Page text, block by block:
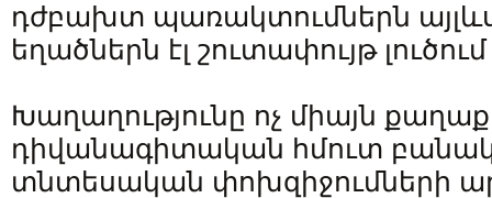
դժբախտ պառակտումներն այլևս
եղածներն էլ շուտափույթ
Խաղաղությունը ոչ միայն
դիվանագիտական ​​հմուտ
տնտեսական փոխզիջումների